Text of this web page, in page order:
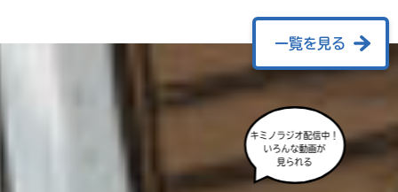
一覧を見る
キミノラジオ配信中！
いろんな動画が
見られる
も
度